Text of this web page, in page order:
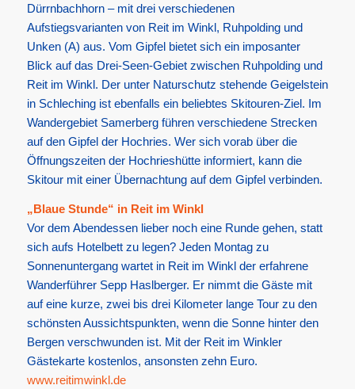
Dürrnbachhorn – mit drei verschiedenen
Aufstiegsvarianten von Reit im Winkl, Ruhpolding und
Unken (A) aus. Vom Gipfel bietet sich ein imposanter
Blick auf das Drei-Seen-Gebiet zwischen Ruhpolding und
Reit im Winkl. Der unter Naturschutz stehende Geigelstein
in Schleching ist ebenfalls ein beliebtes Skitouren-Ziel. Im
Wandergebiet Samerberg führen verschiedene Strecken
auf den Gipfel der Hochries. Wer sich vorab über die
Öffnungszeiten der Hochrieshütte informiert, kann die
Skitour mit einer Übernachtung auf dem Gipfel verbinden.
„Blaue Stunde“ in Reit im Winkl
Vor dem Abendessen lieber noch eine Runde gehen, statt
sich aufs Hotelbett zu legen? Jeden Montag zu
Sonnenuntergang wartet in Reit im Winkl der erfahrene
Wanderführer Sepp Haslberger. Er nimmt die Gäste mit
auf eine kurze, zwei bis drei Kilometer lange Tour zu den
schönsten Aussichtspunkten, wenn die Sonne hinter den
Bergen verschwunden ist. Mit der Reit im Winkler
Gästekarte kostenlos, ansonsten zehn Euro.
www.reitimwinkl.de